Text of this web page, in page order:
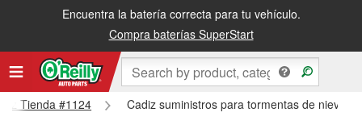
Encuentra la batería correcta para tu vehículo.
Compra baterías SuperStart
Tienda #1124
Cadiz suministros para tormentas de nieve -